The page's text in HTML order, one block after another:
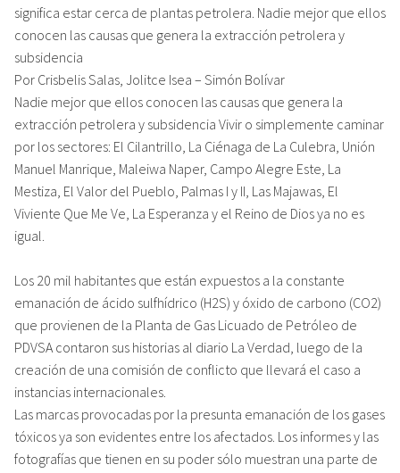
significa estar cerca de plantas petrolera. Nadie mejor que ellos
conocen las causas que genera la extracción petrolera y
subsidencia
Por Crisbelis Salas, Jolitce Isea – Simón Bolívar
Nadie mejor que ellos conocen las causas que genera la
extracción petrolera y subsidencia Vivir o simplemente caminar
por los sectores: El Cilantrillo, La Ciénaga de La Culebra, Unión
Manuel Manrique, Maleiwa Naper, Campo Alegre Este, La
Mestiza, El Valor del Pueblo, Palmas I y II, Las Majawas, El
Viviente Que Me Ve, La Esperanza y el Reino de Dios ya no es
igual.
Los 20 mil habitantes que están expuestos a la constante
emanación de ácido sulfhídrico (H2S) y óxido de carbono (CO2)
que provienen de la Planta de Gas Licuado de Petróleo de
PDVSA contaron sus historias al diario La Verdad, luego de la
creación de una comisión de conflicto que llevará el caso a
instancias internacionales.
Las marcas provocadas por la presunta emanación de los gases
tóxicos ya son evidentes entre los afectados. Los informes y las
fotografías que tienen en su poder sólo muestran una parte de